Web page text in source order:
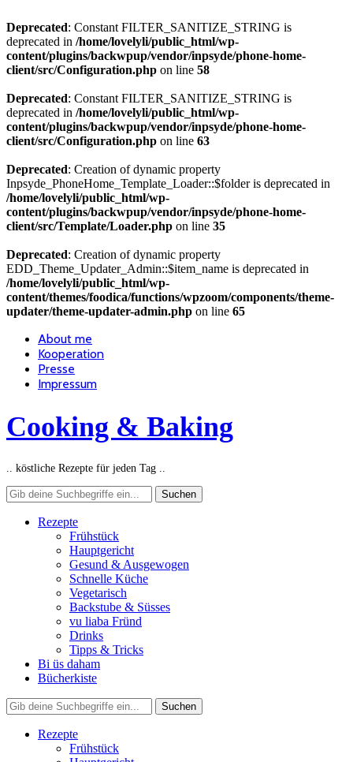
Deprecated: Constant FILTER_SANITIZE_STRING is
deprecated in /home/lovelyli/public_html/wp-
content/plugins/backwpup/vendor/inpsyde/phone-home-
client/src/Configuration.php on line 58
Deprecated: Constant FILTER_SANITIZE_STRING is
deprecated in /home/lovelyli/public_html/wp-
content/plugins/backwpup/vendor/inpsyde/phone-home-
client/src/Configuration.php on line 63
Deprecated: Creation of dynamic property
Inpsyde_PhoneHome_Template_Loader::$folder is deprecated in
/home/lovelyli/public_html/wp-
content/plugins/backwpup/vendor/inpsyde/phone-home-
client/src/Template/Loader.php on line 35
Deprecated: Creation of dynamic property
EDD_Theme_Updater_Admin::$item_name is deprecated in
/home/lovelyli/public_html/wp-
content/themes/foodica/functions/wpzoom/components/theme-
updater/theme-updater-admin.php on line 65
About me
Kooperation
Presse
Impressum
Cooking & Baking
.. köstliche Rezepte für jeden Tag ..
Rezepte
Frühstück
Hauptgericht
Gesund & Ausgewogen
Schnelle Küche
Vegetarisch
Backstube & Süsses
vu liaba Fründ
Drinks
Tipps & Tricks
Bi üs daham
Bücherkiste
Rezepte
Frühstück